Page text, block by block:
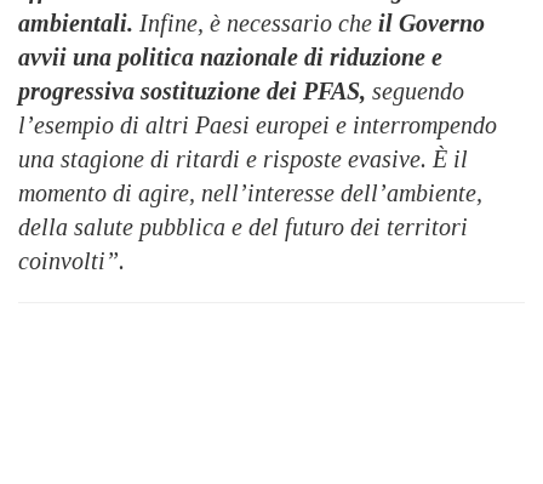
ambientali. Infine, è necessario che il Governo
avvii una politica nazionale di riduzione e
progressiva sostituzione dei PFAS, seguendo
l’esempio di altri Paesi europei e interrompendo
una stagione di ritardi e risposte evasive. È il
momento di agire, nell’interesse dell’ambiente,
della salute pubblica e del futuro dei territori
coinvolti”.